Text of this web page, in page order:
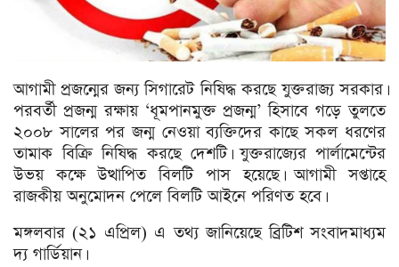
আগামী প্রজন্মের জন্য সিগারেট নিষিদ্ধ করছে যুক্তরাজ্য সরকার।
পরবর্তী প্রজন্ম রক্ষায় ‘ধূমপানমুক্ত প্রজন্ম’ হিসাবে গড়ে তুলতে
২০০৮ সালের পর জন্ম নেওয়া ব্যক্তিদের কাছে সকল ধরণের
তামাক বিক্রি নিষিদ্ধ করছে দেশটি। যুক্তরাজ্যের পার্লামেন্টের
উভয় কক্ষে উত্থাপিত বিলটি পাস হয়েছে। আগামী সপ্তাহে
রাজকীয় অনুমোদন পেলে বিলটি আইনে পরিণত হবে।
মঙ্গলবার (২১ এপ্রিল) এ তথ্য জানিয়েছে ব্রিটিশ সংবাদমাধ্যম
দ্য গার্ডিয়ান।